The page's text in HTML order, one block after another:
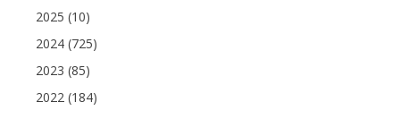
2025 (10)
2024 (725)
2023 (85)
2022 (184)